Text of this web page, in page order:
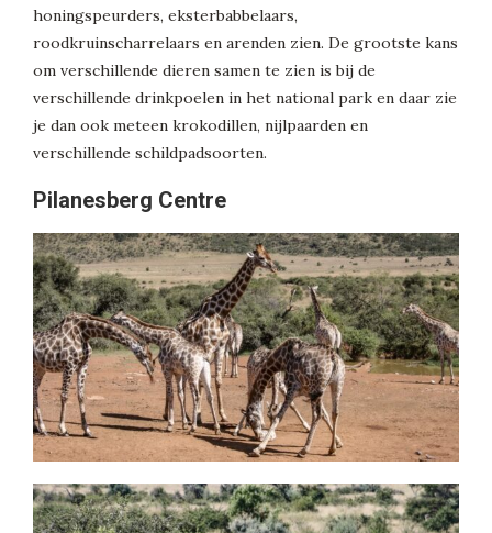
honingspeurders, eksterbabbelaars,
roodkruinscharrelaars en arenden zien. De grootste kans
om verschillende dieren samen te zien is bij de
verschillende drinkpoelen in het national park en daar zie
je dan ook meteen krokodillen, nijlpaarden en
verschillende schildpadsoorten.
Pilanesberg Centre